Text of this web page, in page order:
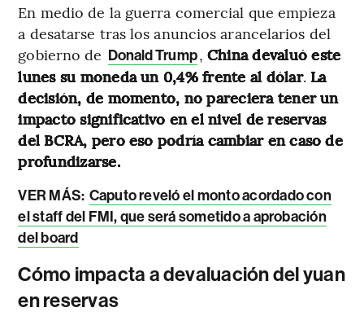
En medio de la guerra comercial que empieza
a desatarse tras los anuncios arancelarios del
gobierno de Donald Trump, China devaluó este
lunes su moneda un 0,4% frente al dólar. La
decisión, de momento, no pareciera tener un
impacto significativo en el nivel de reservas
del BCRA, pero eso podría cambiar en caso de
profundizarse.
VER MÁS: Caputo reveló el monto acordado con
el staff del FMI, que será sometido a aprobación
del board
Cómo impacta a devaluación del yuan
en reservas